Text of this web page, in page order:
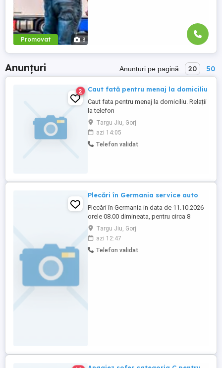
Promovat 3
Anunțuri Anunțuri pe pagină: 20 50
2 Caut fată pentru menaj la domiciliu
Caut fata pentru menaj la domiciliu. Relații
la telefon
Targu Jiu, Gorj
azi 14:05
Telefon validat
Plecări în Germania service auto
Plecări în Germania in data de 11.10.2026
orele 08.00 dimineata, pentru circa 8
saptamani fără comision sau alte taxe
ascunse cu contract de muncă german
redactat în ambele limbi germană și
română care se semnează în ziua plecării
Targu Jiu, Gorj
azi 12:47
Telefon validat